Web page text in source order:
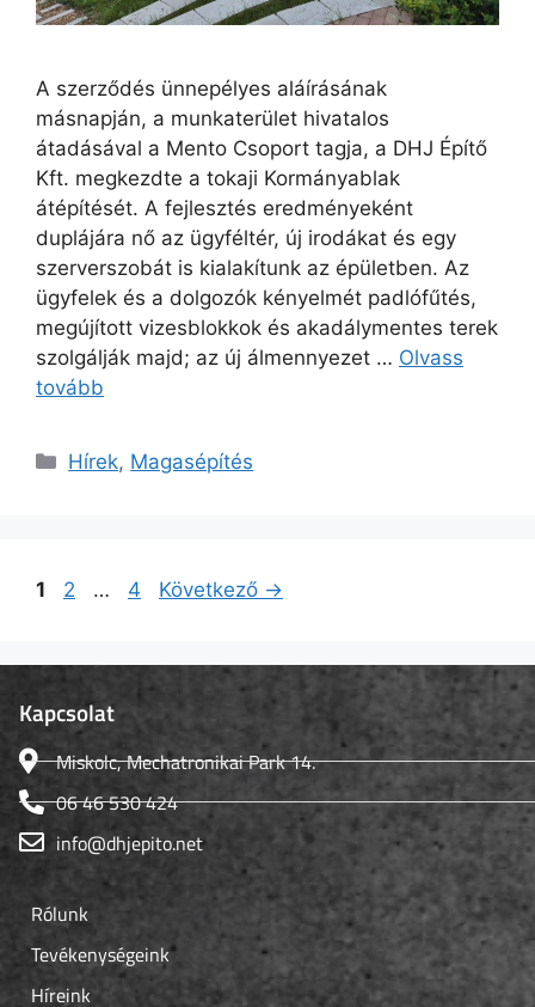
A szerződés ünnepélyes aláírásának
másnapján, a munkaterület hivatalos
átadásával a Mento Csoport tagja, a DHJ Építő
Kft. megkezdte a tokaji Kormányablak
átépítését. A fejlesztés eredményeként
duplájára nő az ügyféltér, új irodákat és egy
szerverszobát is kialakítunk az épületben. Az
ügyfelek és a dolgozók kényelmét padlófűtés,
megújított vizesblokkok és akadálymentes terek
szolgálják majd; az új álmennyezet … Olvass
tovább
Hírek, Magasépítés
1 2 … 4 Következő →
Kapcsolat
Miskolc, Mechatronikai Park 14.
06 46 530 424
info@dhjepito.net
Rólunk
Tevékenységeink
Híreink